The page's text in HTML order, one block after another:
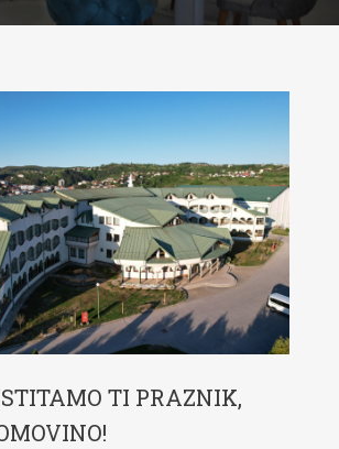
TI PRAZNIK,